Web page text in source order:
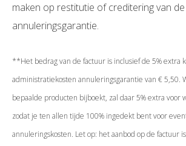
maken op restitutie of creditering van
annuleringsgarantie.
**Het bedrag van de factuur is inclusief de 5% extra
administratiekosten annuleringsgarantie van € 5,50.
bepaalde producten bijboekt, zal daar 5% extra voor
zodat je ten allen tijde 100% ingedekt bent voor
annuleringskosten. Let op: het aanbod op de factuur